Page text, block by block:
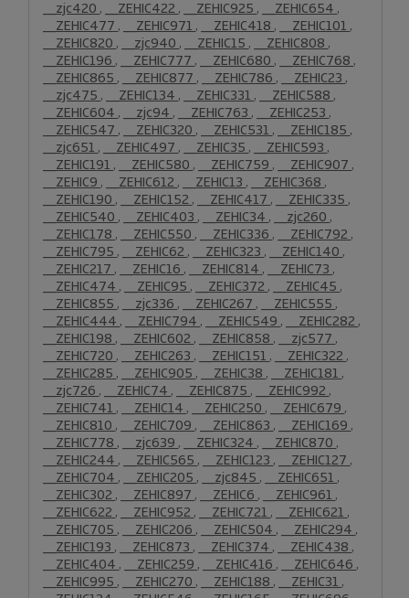
__zjc420 , __ZEHIC422 , __ZEHIC925 , __ZEHIC654 ,
__ZEHIC477 , __ZEHIC971 , __ZEHIC418 , __ZEHIC101 ,
__ZEHIC820 , __zjc940 , __ZEHIC15 , __ZEHIC808 ,
__ZEHIC196 , __ZEHIC777 , __ZEHIC680 , __ZEHIC768 ,
__ZEHIC865 , __ZEHIC877 , __ZEHIC786 , __ZEHIC23 ,
__zjc475 , __ZEHIC134 , __ZEHIC331 , __ZEHIC588 ,
__ZEHIC604 , __zjc94 , __ZEHIC763 , __ZEHIC253 ,
__ZEHIC547 , __ZEHIC320 , __ZEHIC531 , __ZEHIC185 ,
__zjc651 , __ZEHIC497 , __ZEHIC35 , __ZEHIC593 ,
__ZEHIC191 , __ZEHIC580 , __ZEHIC759 , __ZEHIC907 ,
__ZEHIC9 , __ZEHIC612 , __ZEHIC13 , __ZEHIC368 ,
__ZEHIC190 , __ZEHIC152 , __ZEHIC417 , __ZEHIC335 ,
__ZEHIC540 , __ZEHIC403 , __ZEHIC34 , __zjc260 ,
__ZEHIC178 , __ZEHIC550 , __ZEHIC336 , __ZEHIC792 ,
__ZEHIC795 , __ZEHIC62 , __ZEHIC323 , __ZEHIC140 ,
__ZEHIC217 , __ZEHIC16 , __ZEHIC814 , __ZEHIC73 ,
__ZEHIC474 , __ZEHIC95 , __ZEHIC372 , __ZEHIC45 ,
__ZEHIC855 , __zjc336 , __ZEHIC267 , __ZEHIC555 ,
__ZEHIC444 , __ZEHIC794 , __ZEHIC549 , __ZEHIC282 ,
__ZEHIC198 , __ZEHIC602 , __ZEHIC858 , __zjc577 ,
__ZEHIC720 , __ZEHIC263 , __ZEHIC151 , __ZEHIC322 ,
__ZEHIC285 , __ZEHIC905 , __ZEHIC38 , __ZEHIC181 ,
__zjc726 , __ZEHIC74 , __ZEHIC875 , __ZEHIC992 ,
__ZEHIC741 , __ZEHIC14 , __ZEHIC250 , __ZEHIC679 ,
__ZEHIC810 , __ZEHIC709 , __ZEHIC863 , __ZEHIC169 ,
__ZEHIC778 , __zjc639 , __ZEHIC324 , __ZEHIC870 ,
__ZEHIC244 , __ZEHIC565 , __ZEHIC123 , __ZEHIC127 ,
__ZEHIC704 , __ZEHIC205 , __zjc845 , __ZEHIC651 ,
__ZEHIC302 , __ZEHIC897 , __ZEHIC6 , __ZEHIC961 ,
__ZEHIC622 , __ZEHIC952 , __ZEHIC721 , __ZEHIC621 ,
__ZEHIC705 , __ZEHIC206 , __ZEHIC504 , __ZEHIC294 ,
__ZEHIC193 , __ZEHIC873 , __ZEHIC374 , __ZEHIC438 ,
__ZEHIC404 , __ZEHIC259 , __ZEHIC416 , __ZEHIC646 ,
__ZEHIC995 , __ZEHIC270 , __ZEHIC188 , __ZEHIC31 ,